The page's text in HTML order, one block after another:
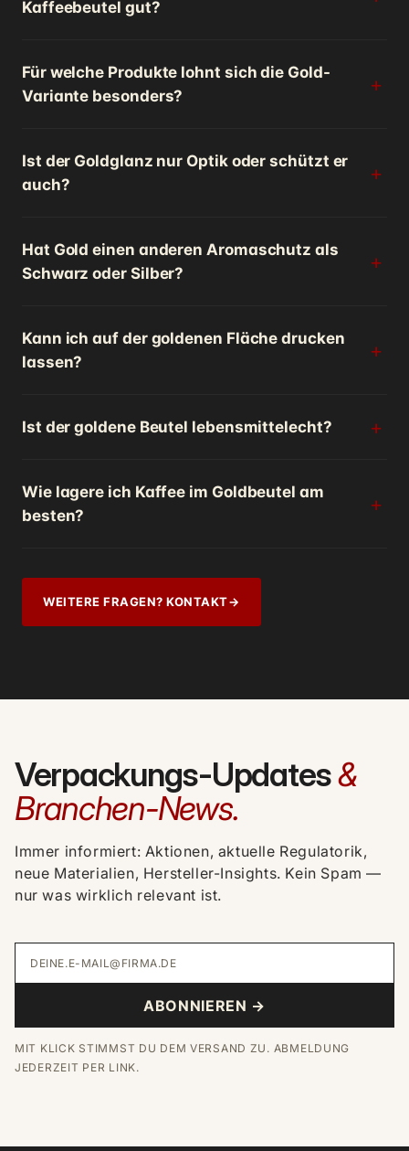
Kaffeebeutel gut?
Für welche Produkte lohnt sich die Gold-
Variante besonders?
Ist der Goldglanz nur Optik oder schützt er
auch?
Hat Gold einen anderen Aromaschutz als
Schwarz oder Silber?
Kann ich auf der goldenen Fläche drucken
lassen?
Ist der goldene Beutel lebensmittelecht?
Wie lagere ich Kaffee im Goldbeutel am
besten?
WEITERE FRAGEN? KONTAKT→
Verpackungs-Updates&
Branchen-News.
Immer informiert: Aktionen, aktuelle Regulatorik,
neue Materialien, Hersteller-Insights. Kein Spam —
nur was wirklich relevant ist.
ABONNIEREN →
MIT KLICK STIMMST DU DEM VERSAND ZU. ABMELDUNG
JEDERZEIT PER LINK.